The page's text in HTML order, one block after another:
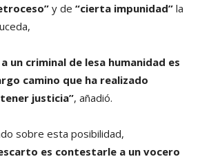
y de “cierta impunidad” la
un criminal de lesa humanidad es
camino que ha realizado
justicia”, añadió.
sobre esta posibilidad,
es contestarle a un vocero